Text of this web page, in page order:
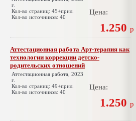
г.
Кол-во страниц: 45+прил.
Кол-во источников: 40
Цена:
1.250 р
Аттестационная работа Арт-терапия как
технологии коррекции детско-
родительских отношений
Аттестационная работа, 2023
г.
Кол-во страниц: 49+прил.
Кол-во источников: 40
Цена:
1.250 р